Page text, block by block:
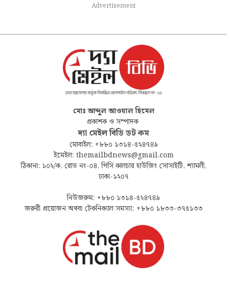
Advertisement
মোঃ আব্দুল আওয়াল হিমেল
প্রকাশক ও সম্পাদক
দ্যা মেইল বিডি ডট কম
মোবাইল: +৮৮০ ১৩১৪-৫২৪৭৪৯
ইমেইল: themailbdnews@gmail.com
ঠিকানা: ১০২/ক, রোড নং-০৪, পিসি কালচার হাউজিং সোসাইটি, শ্যামলী,
ঢাকা-১২০৭
নিউজরুম: +৮৮০ ১৩১৪-৫২৪৭৪৯
জরুরী প্রয়োজন অথবা টেকনিক্যাল সমস্যা: +৮৮০ ১৮৩৩-৩৭৫১৩৩